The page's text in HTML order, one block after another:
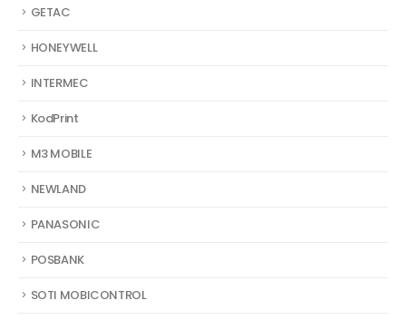
GETAC
HONEYWELL
INTERMEC
KodPrint
M3 MOBILE
NEWLAND
PANASONIC
POSBANK
SOTI MOBICONTROL